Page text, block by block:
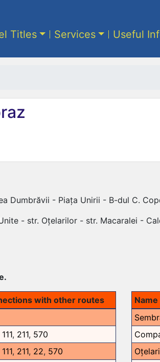
Titles Services Useful
Dumbrăvii - Piața Unirii - B-dul C.
- str. Oțelarilor - str. Macaralei -
with other routes
111, 211, 570
111, 211, 22, 570